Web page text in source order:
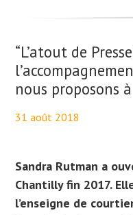
“L’atout de
nous proposons
31 août 2018
Sandra Rutman a
Chantilly fin 2017.
l’enseigne de